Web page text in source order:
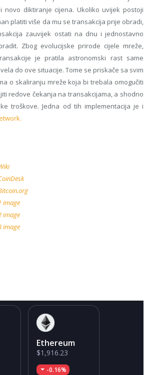
novo diktiranje cijena. Ukoliko uvijek postoji
platiti više da mu se transakcija prije obradi,
zauvijek ostati na dnu i jednostavno
Zbog evolucijske prirode cijele mreže,
je pratila astronomski rast same
do ove situacije. Tome se priskače sa svim
o skaliranju mreže koja bi trebala omogučiti
redove čekanja na transakcijama, a shodno
troškove. Jedna od tih implementacija je i
image
image
image
Ethereum
$1,916.23
-0.16%